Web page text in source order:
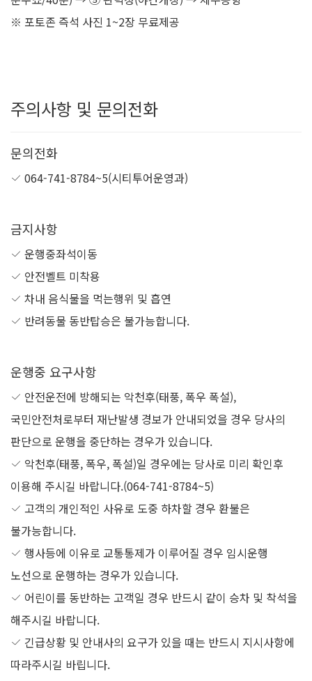
※ 포토존 즉석 사진 1~2장 무료제공
주의사항 및 문의전화
문의전화
064-741-8784~5(시티투어운영과)
금지사항
운행중좌석이동
안전벨트 미착용
차내 음식물을 먹는행위 및 흡연
반려동물 동반탑승은 불가능합니다.
운행중 요구사항
안전운전에 방해되는 악천후(태풍, 폭우 폭설),
국민안전처로부터 재난발생 경보가 안내되었을 경우 당사의
판단으로 운행을 중단하는 경우가 있습니다.
악천후(태풍, 폭우, 폭설)일 경우에는 당사로 미리 확인후
이용해 주시길 바랍니다.(064-741-8784~5)
고객의 개인적인 사유로 도중 하차할 경우 환불은
불가능합니다.
행사등에 이유로 교통통제가 이루어질 경우 임시운행
노선으로 운행하는 경우가 있습니다.
어린이를 동반하는 고객일 경우 반드시 같이 승차 및 착석을
해주시길 바랍니다.
긴급상황 및 안내사의 요구가 있을 때는 반드시 지시사항에
따라주시길 바립니다.